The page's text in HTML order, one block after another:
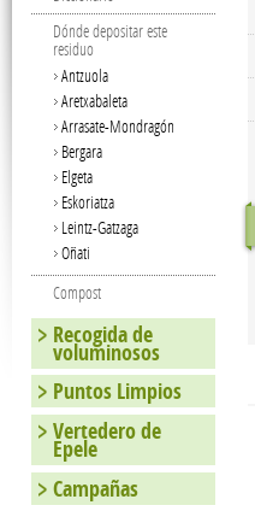
Dónde depositar este
residuo
Antzuola
Aretxabaleta
Arrasate-Mondragón
Bergara
Elgeta
Eskoriatza
Leintz-Gatzaga
Oñati
Compost
Recogida de
voluminosos
Puntos Limpios
Vertedero de
Epele
Campañas